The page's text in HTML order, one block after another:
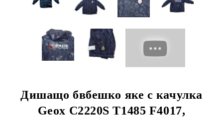
Дишащо бвбешко яке с качулка
Geox C2220S T1485 F4017,